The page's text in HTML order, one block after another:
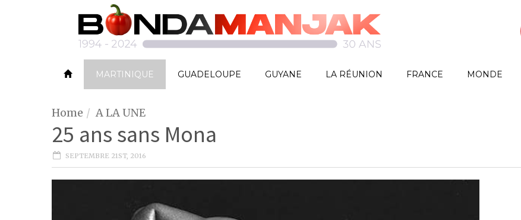
MARTINIQUE GUADELOUPE GUYANE LA RÉUNION FRANCE MONDE
Home A LA UNE
25 ans sans Mona
SEPTEMBRE 21ST, 2016